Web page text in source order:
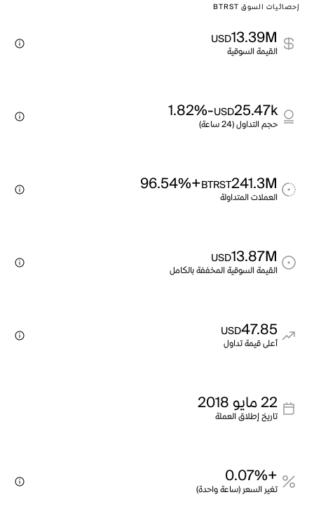
إحصائيات السوق BTRST
13.39M
USD
القيمة السوقية
25.47k
USD
-1.82%
حجم التداول (24 ساعة)
241.3M
BTRST
+96.54%
العملات المتداولة
13.87M
USD
القيمة السوقية المخففة بالكامل
47.85
USD
أعلى قيمة تداول
22 مايو 2018
تاريخ إطلاق العملة
+0.07%
تغير السعر (ساعة واحدة)